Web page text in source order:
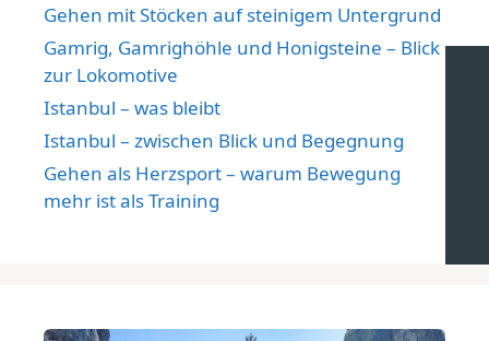
Gehen mit Stöcken auf steinigem Untergrund
Gamrig, Gamrighöhle und Honigsteine – Blick
zur Lokomotive
Istanbul – was bleibt
Istanbul – zwischen Blick und Begegnung
Gehen als Herzsport – warum Bewegung
mehr ist als Training